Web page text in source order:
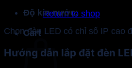
Return to shop
Cart
Độ kín nước:
Chọn đèn LED có chỉ số IP cao
Hướng dẫn lắp đặt đèn